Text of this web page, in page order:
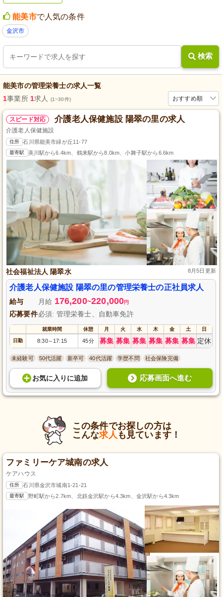
能美市で人気の条件
金沢市
検索
能美市の管理栄養士の求人一覧
おすすめ順
1事業所 1求人 (1~30件)
スピード対応 介護老人保健施設 陽翠の里の求人
介護老人保健施設
住所 石川県能美市緑が丘11-77
最寄駅 美川駅から6.4km、鶴来駅から8.0km、小舞子駅から6.6km
社会福祉法人 陽翠水 8月5日更新
介護老人保健施設 陽翠の里の管理栄養士の正社員求人
給与 月給 176,200~220,000円
応募要件必須: 管理栄養士、自動車免許
就業時間 休憩 月 火 水 木 金 土 日
日勤 8:30～ 17:15 45分 募集 募集 募集 募集 募集 募集 定休
未経験可 50代活躍 新卒可 40代活躍 学歴不問 社会保険完備
お気に入り に追加 応募画面へ進む
この条件でお探しの方は
こんな求人 も見ています！
ファミリーケア城南の求人
ケアハウス
住所 石川県金沢市城南1-21-21
最寄駅 野町駅から2.7km、北鉄金沢駅から4.3km、金沢駅から4.3km